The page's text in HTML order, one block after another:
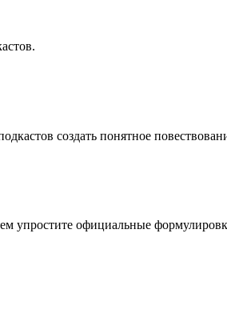
создать понятное
упростите официальные